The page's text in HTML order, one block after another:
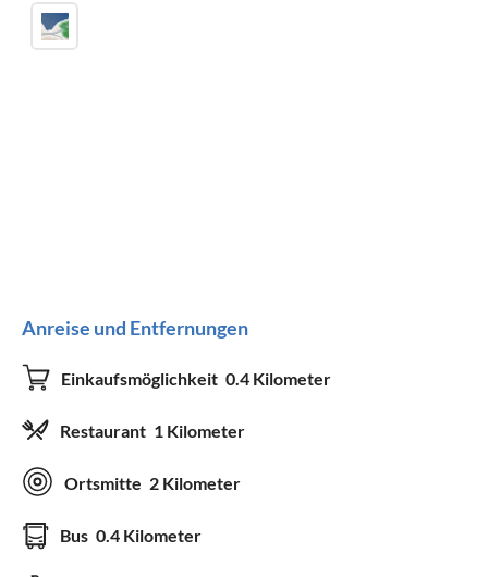
Anreise und Entfernungen
Einkaufsmöglichkeit 0.4 Kilometer
Restaurant 1 Kilometer
Ortsmitte 2 Kilometer
Bus 0.4 Kilometer